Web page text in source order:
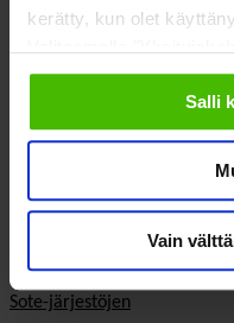
kerätty, kun olet
evästeisiin.
Salli
Vain
Tietoa järjestöistä
Sosiaali- ja terveysjärjestöt
Sote-järjestöjen